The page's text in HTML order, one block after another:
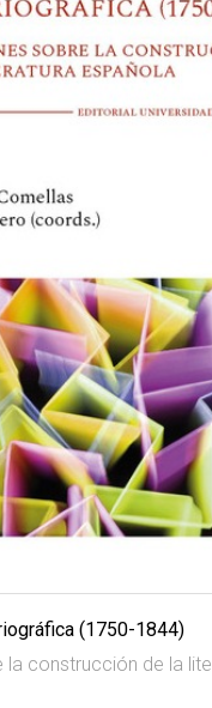
(1750-1844)
la construcción de la